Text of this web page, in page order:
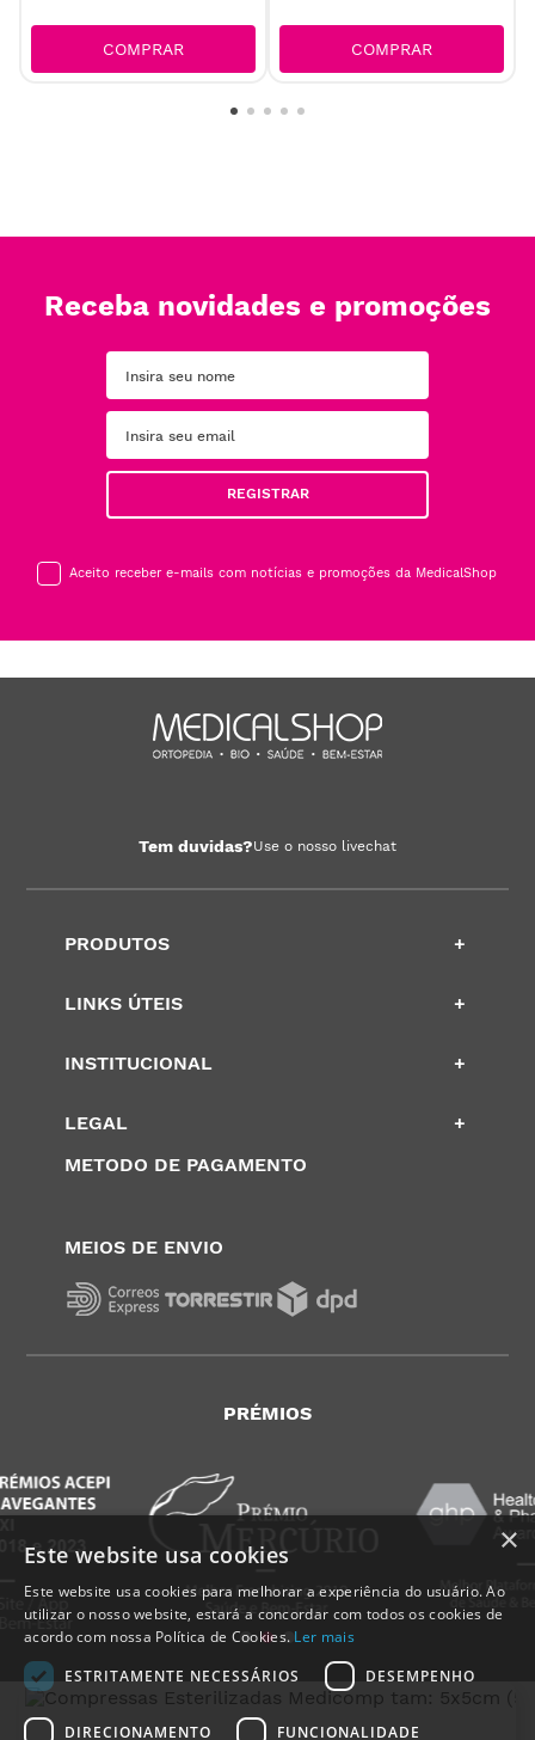
COMPRAR COMPRAR
Receba novidades e promoções
REGISTRAR
Aceito receber e-mails com notícias e promoções da MedicalShop
Tem duvidas?Use o nosso livechat
PRODUTOS +
LINKS ÚTEIS +
INSTITUCIONAL +
LEGAL
+
METODO DE PAGAMENTO
MEIOS DE ENVIO
PRÉMIOS
×
Este website usa cookies
Este website usa cookies para melhorar a experiência do usuário. Ao
utilizar o nosso website, estará a concordar com todos os cookies de
acordo com nossa Política de Cookies. Ler mais
ESTRITAMENTE NECESSÁRIOS
DESEMPENHO
DIRECIONAMENTO FUNCIONALIDADE